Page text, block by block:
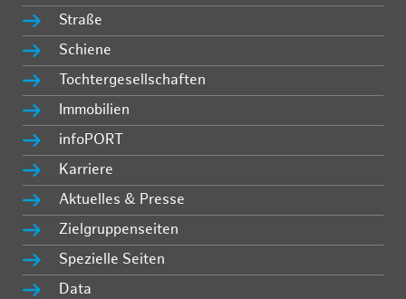
Straße
Schiene
Tochtergesellschaften
Immobilien
infoPORT
Karriere
Aktuelles & Presse
Zielgruppenseiten
Spezielle Seiten
Data